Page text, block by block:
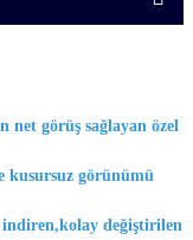
net görüş sağlayan özel
görünümü
indiren,kolay değiştirilen